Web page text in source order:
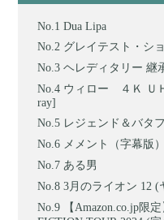
Dua Lipa
グレイテスト・シ
ヘレディタリー 継
ウィロー ４Ｋ Ｕ
ray]
レジェンド＆バタ
メメント（字幕版）
ある男
3月のライオン 12 (
【Amazon.co.jp限